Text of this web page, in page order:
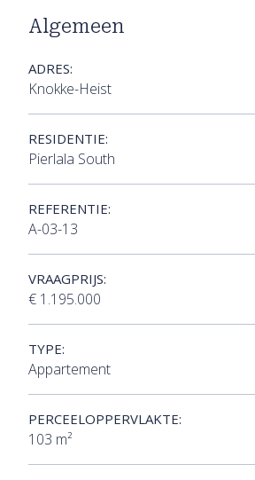
Algemeen
ADRES:
Knokke-Heist
RESIDENTIE:
Pierlala South
REFERENTIE:
A-03-13
VRAAGPRIJS:
€ 1.195.000
TYPE:
Appartement
PERCEELOPPERVLAKTE:
103 m²